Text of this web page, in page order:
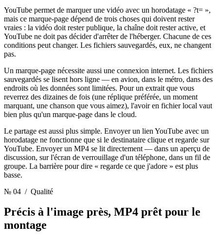
YouTube permet de marquer une vidéo avec un horodatage « ?t= »,
mais ce marque-page dépend de trois choses qui doivent rester
vraies : la vidéo doit rester publique, la chaîne doit rester active, et
YouTube ne doit pas décider d'arrêter de l'héberger. Chacune de ces
conditions peut changer. Les fichiers sauvegardés, eux, ne changent
pas.
Un marque-page nécessite aussi une connexion internet. Les fichiers
sauvegardés se lisent hors ligne — en avion, dans le métro, dans des
endroits où les données sont limitées. Pour un extrait que vous
reverrez des dizaines de fois (une réplique préférée, un moment
marquant, une chanson que vous aimez), l'avoir en fichier local vaut
bien plus qu'un marque-page dans le cloud.
Le partage est aussi plus simple. Envoyer un lien YouTube avec un
horodatage ne fonctionne que si le destinataire clique et regarde sur
YouTube. Envoyer un MP4 se lit directement — dans un aperçu de
discussion, sur l'écran de verrouillage d'un téléphone, dans un fil de
groupe. La barrière pour dire « regarde ce que j'adore » est plus
basse.
№ 04 / Qualité
Précis à l'image près, MP4 prêt pour le
montage